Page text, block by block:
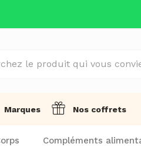
Marques Nos coffrets
Compléments